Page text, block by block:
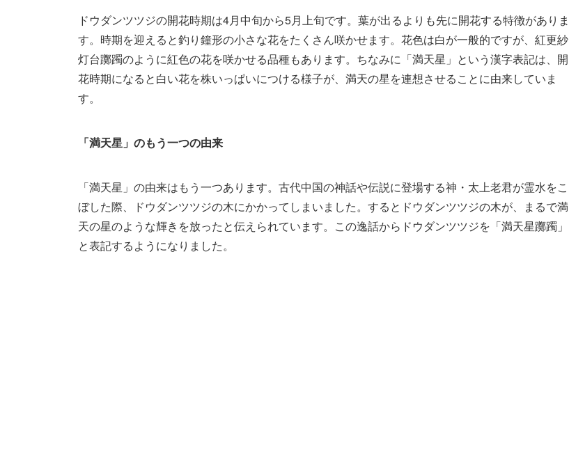
ドウダンツツジの開花時期は4月中旬から5月上旬です。葉が出るよりも先に開花する特徴がありま
す。時期を迎えると釣り鐘形の小さな花をたくさん咲かせます。花色は白が一般的ですが、紅更紗
灯台躑躅のように紅色の花を咲かせる品種もあります。ちなみに「満天星」という漢字表記は、開
花時期になると白い花を株いっぱいにつける様子が、満天の星を連想させることに由来していま
す。
「満天星」のもう一つの由来
「満天星」の由来はもう一つあります。古代中国の神話や伝説に登場する神・太上老君が霊水をこ
ぼした際、ドウダンツツジの木にかかってしまいました。するとドウダンツツジの木が、まるで満
天の星のような輝きを放ったと伝えられています。この逸話からドウダンツツジを「満天星躑躅」
と表記するようになりました。